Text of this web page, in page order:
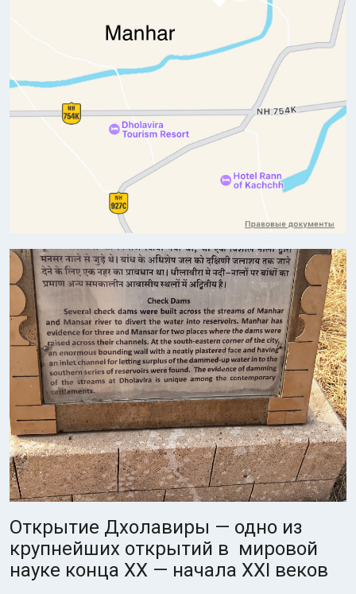
Открытие Дхолавиры — одно из
крупнейших открытий в мировой
науке конца XX — начала XXI веков